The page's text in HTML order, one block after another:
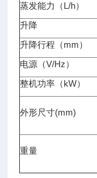
蒸发能力（L/h）
升降
升降行程（mm）
电源（V/Hz）
整机功率（kW）
外形尺寸(mm)
重量